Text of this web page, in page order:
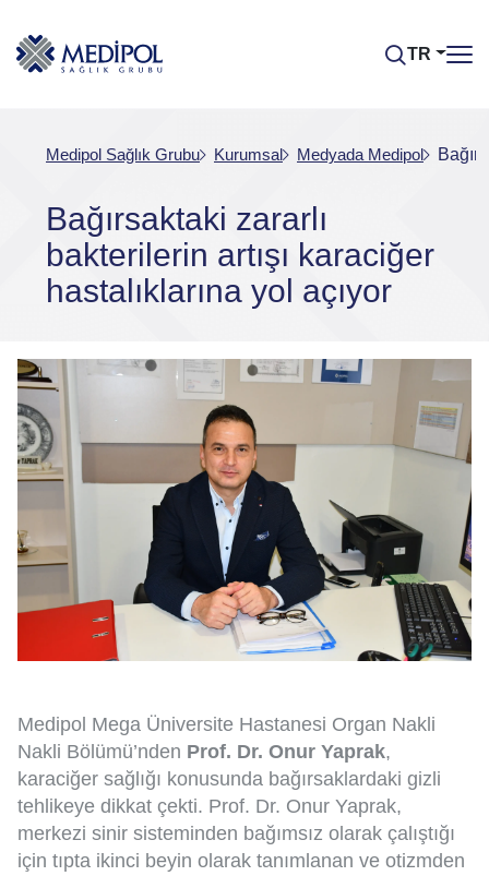
TR
Medipol Sağlık Grubu Kurumsal Medyada Medipol
Bağırsaktaki zararlı
bakterilerin artışı karaciğer
hastalıklarına yol açıyor
Medipol Mega Üniversite Hastanesi Organ Nakli
Nakli Bölümü’nden Prof. Dr. Onur Yaprak,
karaciğer sağlığı konusunda bağırsaklardaki gizli
tehlikeye dikkat çekti. Prof. Dr. Onur Yaprak,
merkezi sinir sisteminden bağımsız olarak çalıştığı
için tıpta ikinci beyin olarak tanımlanan ve otizmden